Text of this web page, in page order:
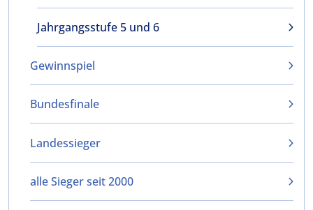
Jahrgangsstufe 5 und 6
Gewinnspiel
Bundesfinale
Landessieger
alle Sieger seit 2000